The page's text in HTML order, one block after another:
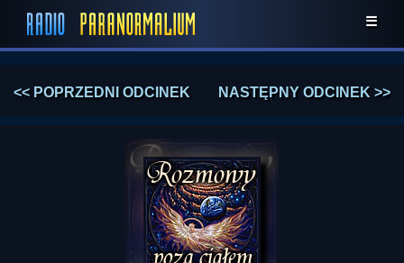
☰
<< POPRZEDNI ODCINEK NASTĘPNY ODCINEK >>